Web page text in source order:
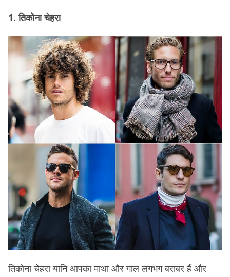
1. तिकोना चेहरा
तिकोना चेहरा यानि आपका माथा और गाल लगभग बराबर हैं और